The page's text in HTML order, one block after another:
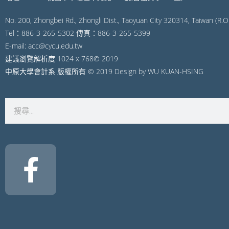
No. 200, Zhongbei Rd., Zhongli Dist., Taoyuan City 320314, Taiwan
Tel：886-3-265-5302 傳真：886-3-265-5399
E-mail: acc@cycu.edu.tw
建議瀏覽解析度 1024 x 768© 2019
中原大學會計系 版權所有 © 2019 Design by WU KUAN-HSING